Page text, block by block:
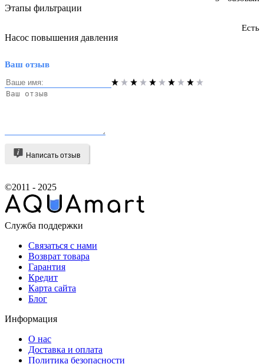
Этапы фильтрации
Насос повышения давления
Есть
Ваш отзыв
Написать отзыв
©2011 - 2025
Служба поддержки
Связаться с нами
Возврат товара
Гарантия
Кредит
Карта сайта
Блог
Информация
О нас
Доставка и оплата
Политика безопасности